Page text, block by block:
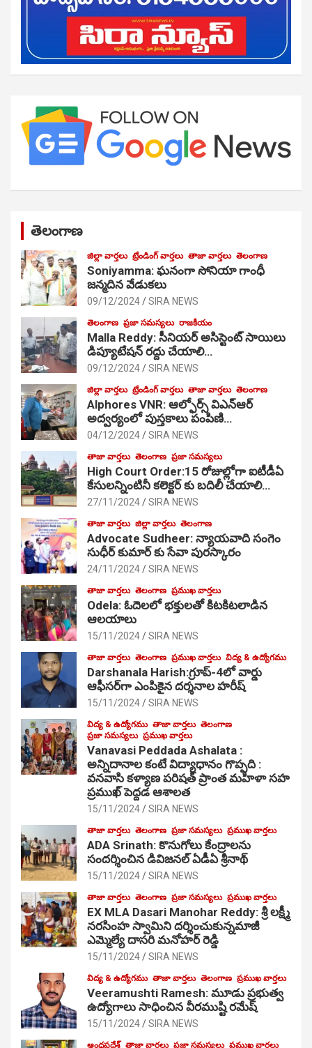
తెలంగాణ
జిల్లా వార్తలు ట్రేండింగ్ వార్తలు తాజా వార్తలు తెలంగాణ
Soniyamma: ఘ‌నంగా సోనియా గాంధీ
జ‌న్మ‌దిన వేడుక‌లు
09/12/2024 SIRA NEWS
తెలంగాణ ప్రజా సమస్యలు రాజకీయం
Malla Reddy: సీనియర్ అసిస్టెంట్ సాయిలు
డిప్యూటేషన్ రద్దు చేయాలి…
09/12/2024 SIRA NEWS
జిల్లా వార్తలు ట్రేండింగ్ వార్తలు తాజా వార్తలు తెలంగాణ
Alphores VNR: ఆల్ఫోర్స్ విఎన్ఆర్
అద్వర్యంలో పుస్తకాలు పంపిణి…
04/12/2024 SIRA NEWS
తాజా వార్తలు తెలంగాణ ప్రజా సమస్యలు
High Court Order:15 రోజుల్లోగా ఐటీడీఏ
కేసులన్నింటినీ కలెక్టర్ కు బదిలీ చేయాలి…
27/11/2024 SIRA NEWS
తాజా వార్తలు జిల్లా వార్తలు తెలంగాణ
Advocate Sudheer: న్యాయవాది సంగెం
సుధీర్ కుమార్ కు సేవా పురస్కారం
24/11/2024 SIRA NEWS
తాజా వార్తలు తెలంగాణ ప్రముఖ వార్తలు
Odela: ఓదెల‌లో భక్తులతో కిటకిటలాడిన
ఆల‌యాలు
15/11/2024 SIRA NEWS
తాజా వార్తలు తెలంగాణ ప్రముఖ వార్తలు విద్య & ఉద్యోగము
Darshanala Harish:గ్రూప్-4లో వార్డు
ఆఫీసర్‌గా ఎంపికైన దర్శనాల హరీష్
15/11/2024 SIRA NEWS
విద్య & ఉద్యోగము తాజా వార్తలు తెలంగాణ
ప్రజా సమస్యలు ప్రముఖ వార్తలు
Vanavasi Peddada Ashalata :
అన్నిదానాల కంటే విద్యాధానం గొప్పది :
వనవాసి కళ్యాణ పరిషత్ ప్రాంత మహిళా సహ
ప్రముఖ్ పెద్దడ ఆశాలత
15/11/2024 SIRA NEWS
తాజా వార్తలు తెలంగాణ ప్రజా సమస్యలు ప్రముఖ వార్తలు
ADA Srinath: కొనుగోలు కేంద్రాల‌ను
సంద‌ర్శించిన డివిజనల్ ఏడీఏ శ్రీనాథ్
15/11/2024 SIRA NEWS
తాజా వార్తలు తెలంగాణ ప్రజా సమస్యలు ప్రముఖ వార్తలు
EX MLA Dasari Manohar Reddy: శ్రీ లక్ష్మీ
నరసింహ స్వామిని దర్శించుకున్నమాజీ
ఎమ్మెల్యే దాసరి మనోహర్ రెడ్డి
15/11/2024 SIRA NEWS
విద్య & ఉద్యోగము తాజా వార్తలు తెలంగాణ ప్రముఖ వార్తలు
Veeramushti Ramesh: మూడు ప్రభుత్వ
ఉద్యోగాలు సాధించిన వీరముష్టి రమేష్
15/11/2024 SIRA NEWS
ఆంధ్రప్రదేశ్ తాజా వార్తలు ప్రజా సమస్యలు ప్రముఖ వార్తలు